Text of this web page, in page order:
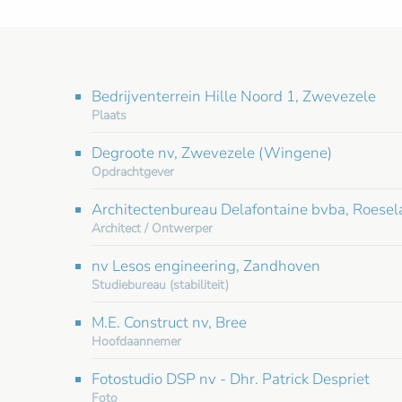
Bedrijventerrein Hille Noord 1, Zwevezele
Plaats
Degroote nv, Zwevezele (Wingene)
Opdrachtgever
Architectenbureau Delafontaine bvba,
Architect / Ontwerper
nv Lesos engineering, Zandhoven
Studiebureau (stabiliteit)
M.E. Construct nv, Bree
Hoofdaannemer
Fotostudio DSP nv - Dhr. Patrick Despriet
Foto